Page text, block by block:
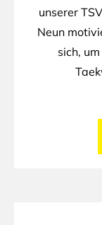
unserer
Neun
sich,